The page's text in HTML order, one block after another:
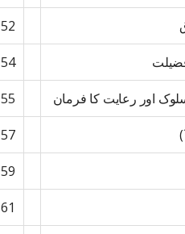
52
54
اور رعایت کا فرمان 55
57
59
61